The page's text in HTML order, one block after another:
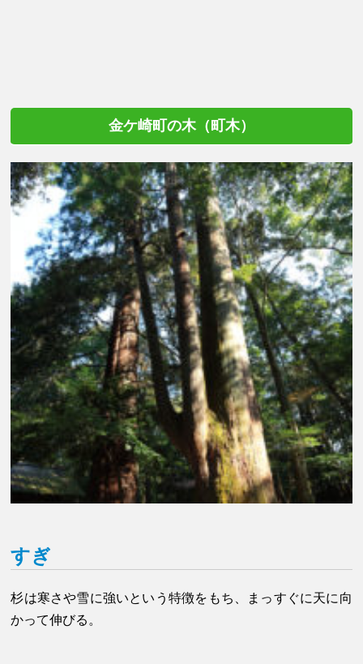
金ケ崎町の木（町木）
すぎ
杉は寒さや雪に強いという特徴をもち、まっすぐに天に向
かって伸びる。